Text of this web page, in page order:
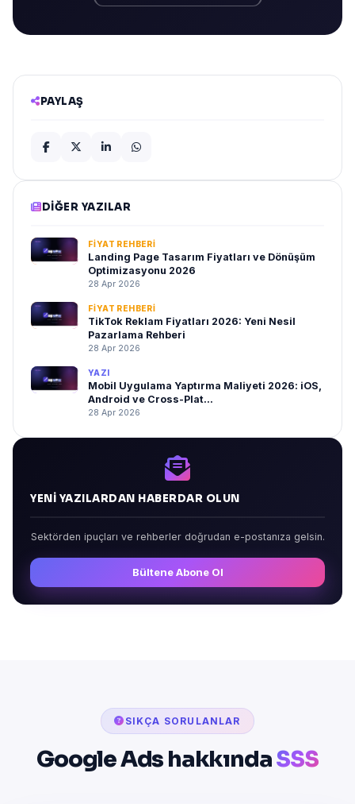
PAYLAŞ
DIĞER YAZILAR
FIYAT REHBERI
Landing Page Tasarım Fiyatları ve Dönüşüm
Optimizasyonu 2026
28 Apr 2026
FIYAT REHBERI
TikTok Reklam Fiyatları 2026: Yeni Nesil
Pazarlama Rehberi
28 Apr 2026
YAZI
Mobil Uygulama Yaptırma Maliyeti 2026: iOS,
Android ve Cross-Plat...
28 Apr 2026
YENI YAZILARDAN HABERDAR OLUN
Sektörden ipuçları ve rehberler doğrudan e-postanıza gelsin.
Bültene Abone Ol
SIKÇA SORULANLAR
Google Ads hakkındaSSS